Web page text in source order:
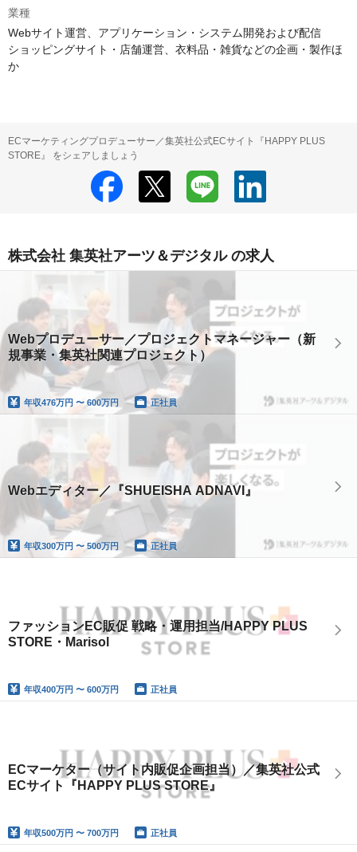
業種
Webサイト運営、アプリケーション・システム開発および配信
ショッピングサイト・店舗運営、衣料品・雑貨などの企画・製作ほ
か
ECマーケティングプロデューサー／集英社公式ECサイト『HAPPY PLUS
STORE』 をシェアしましょう
株式会社 集英社アーツ＆デジタル の求人
Webプロデューサー／プロジェクトマネージャー（新
規事業・集英社関連プロジェクト）
年収476万円 〜 600万円 正社員
Webエディター／『SHUEISHA ADNAVI』
年収300万円 〜 500万円 正社員
ファッションEC販促 戦略・運用担当/HAPPY PLUS
STORE・Marisol
年収400万円 〜 600万円 正社員
ECマーケター（サイト内販促企画担当）／集英社公式
ECサイト『HAPPY PLUS STORE』
年収500万円 〜 700万円 正社員